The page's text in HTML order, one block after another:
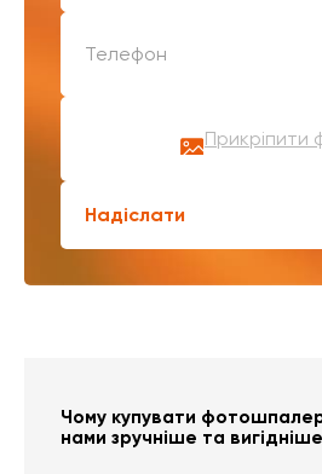
Прикріпити
Надіслати
Чому купувати
нами зручніше та